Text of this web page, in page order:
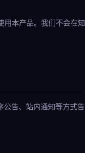
用本产品。我们不会在知
公告、站内通知等方式告